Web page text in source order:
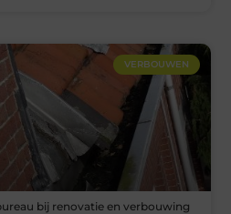
VERBOUWEN
bij renovatie en verbouwing